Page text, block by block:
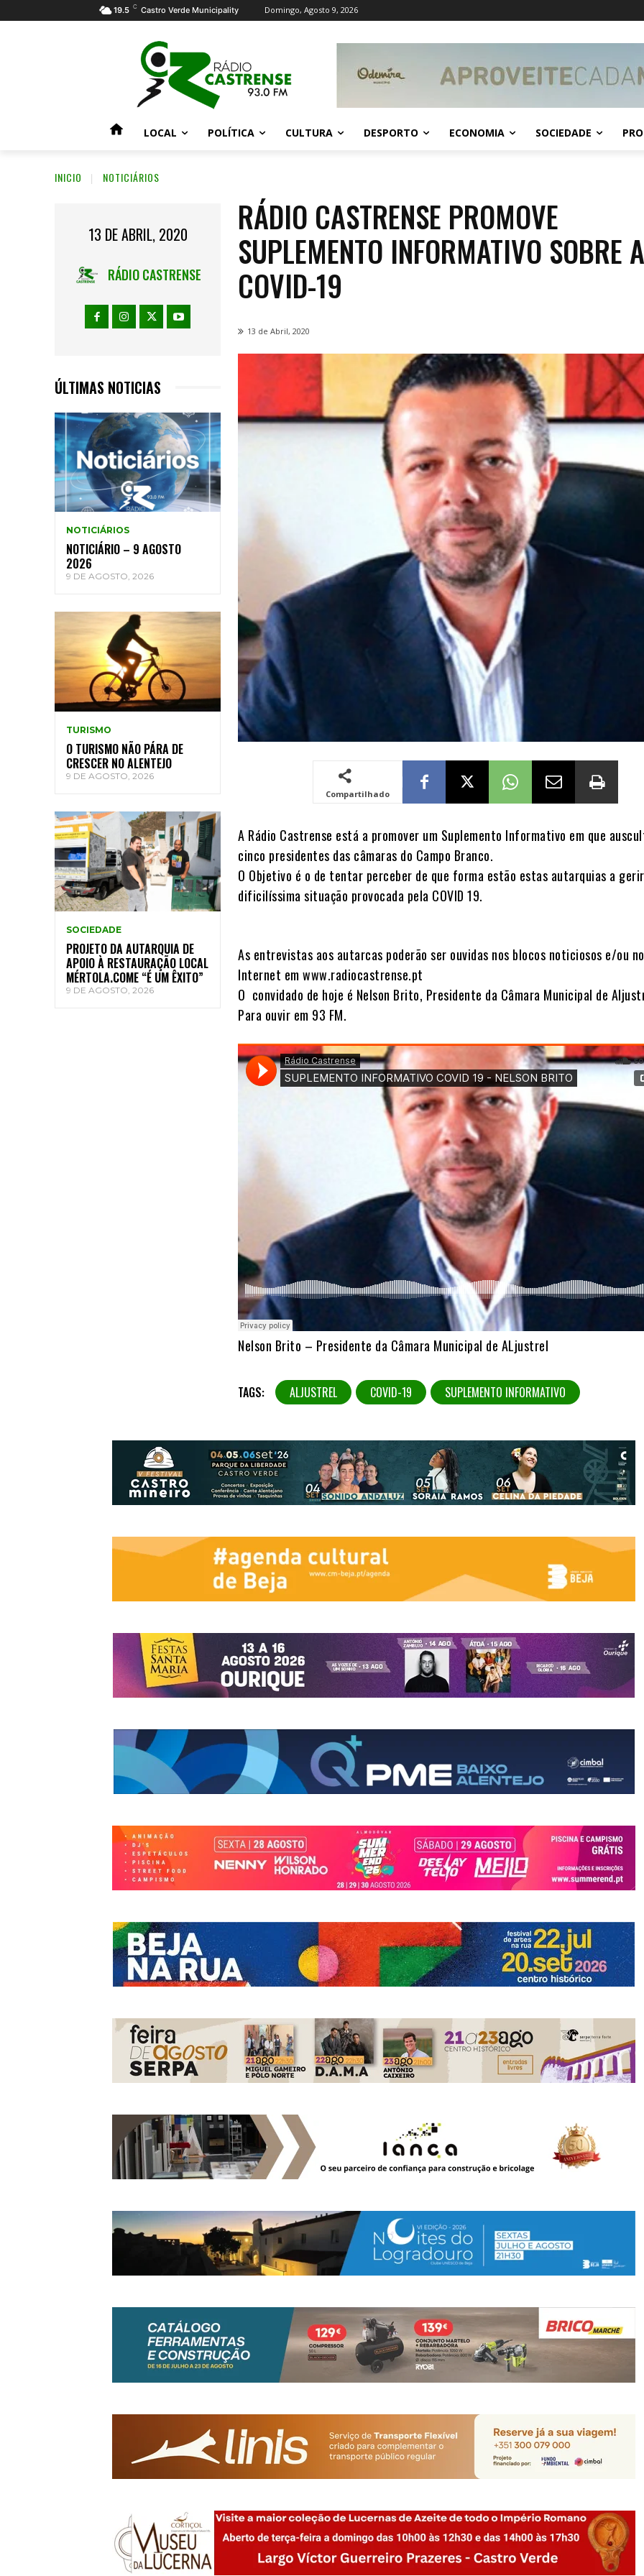
19.5 C Castro Verde Municipality Domingo, Agosto 9, 2026
LOCAL POLÍTICA CULTURA DESPORTO ECONOMIA SOCIEDADE
INICIO NOTICIÁRIOS
13 DE ABRIL, 2020
RÁDIO CASTRENSE
ÚLTIMAS NOTICIAS
NOTICIÁRIOS
NOTICIÁRIO – 9 AGOSTO
2026
9 DE AGOSTO, 2026
TURISMO
O TURISMO NÃO PÁRA DE
CRESCER NO ALENTEJO
9 DE AGOSTO, 2026
SOCIEDADE
PROJETO DA AUTARQUIA DE
APOIO À RESTAURAÇÃO LOCAL
MÉRTOLA.COME “É UM ÊXITO”
9 DE AGOSTO, 2026
RÁDIO CASTRENSE PROMOVE
SUPLEMENTO INFORMATIVO SOBRE
COVID-19
13 de Abril, 2020
Compartilhado
A Rádio Castrense está a promover um Suplemento Informativo em que
cinco presidentes das câmaras do Campo Branco.
O Objetivo é o de tentar perceber de que forma estão estas autarquias a
dificilíssima situação provocada pela COVID 19.
As entrevistas aos autarcas poderão ser ouvidas nos blocos noticiosos e/ou
Internet em www.radiocastrense.pt
O convidado de hoje é Nelson Brito, Presidente da Câmara Municipal de
Para ouvir em 93 FM.
Nelson Brito – Presidente da Câmara Municipal de ALjustrel
TAGS: ALJUSTREL COVID-19 SUPLEMENTO INFORMATIVO